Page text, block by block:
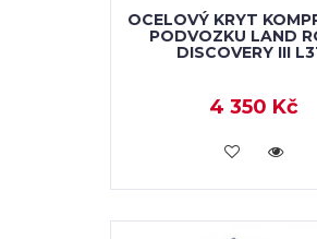
OCELOVÝ KRYT
PODVOZKU LAND
DISCOVERY III
4 350 Kč
KOUPIT